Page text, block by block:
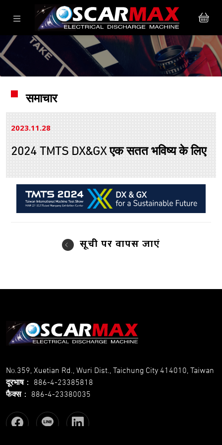
समाचार
2023.11 28
2024 TMTS DX&GX एक सतत भविष्य के लिए
सूची पर वापस जाएं
No.359, Xuetian Rd., Wuri Dist., Taichung City 414010, Taiwan
दूरभाष： 886-4-23385818
फैक्स： 886-4-23380035